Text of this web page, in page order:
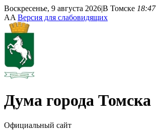
Воскресенье, 9 августа 2026|В Томске 18:47
AA Версия для слабовидящих
Дума города Томска
Официальный сайт